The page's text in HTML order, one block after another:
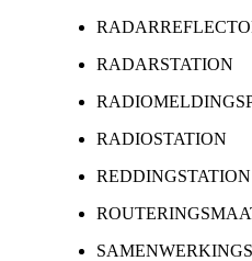
RADARSTATION
RADIOSTATION
REDDINGSTATION